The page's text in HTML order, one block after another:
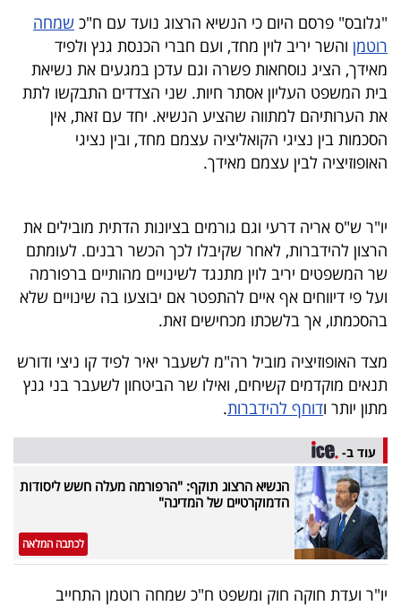
5
המילון
הכלכלי
פודקאסט
40
40
שיתופי
פעולה
דרושים
ניוזלטרים
מייל
אדום
"גלובס" פרסם היום כי הנשיא הרצוג נועד עם ח"כ שמחה
רוטמן והשר יריב לוין מחד, ועם חברי הכנסת גנץ ולפיד
מאידך, הציג נוסחאות פשרה וגם עדכן במגעים את נשיאת
בית המשפט העליון אסתר חיות. שני הצדדים התבקשו לתת
את הערותיהם למתווה שהציע הנשיא. יחד עם זאת, אין
הסכמות בין נציגי הקואליציה עצמם מחד, ובין נציגי
האופוזיציה לבין עצמם מאידך.
יו"ר ש"ס אריה דרעי וגם גורמים בציונות הדתית מובילים את
הרצון להידברות, לאחר שקיבלו לכך הכשר רבנים. לעומתם
שר המשפטים יריב לוין מתנגד לשינויים מהותיים ברפורמה
ועל פי דיווחים אף איים להתפטר אם יבוצעו בה שינויים שלא
בהסכמתו, אך בלשכתו מכחישים זאת.
מצד האופוזיציה מוביל רה"מ לשעבר יאיר לפיד קו ניצי ודורש
תנאים מוקדמים קשיחים, ואילו שר הביטחון לשעבר בני גנץ
מתון יותר ודוחף להידברות.
עוד ב-
הנשיא הרצוג תוקף: "הרפורמה מעלה חשש ליסודות
הדמוקרטיים של המדינה"
לכתבה המלאה
יו"ר ועדת חוקה חוק ומשפט ח"כ שמחה רוטמן התחייב